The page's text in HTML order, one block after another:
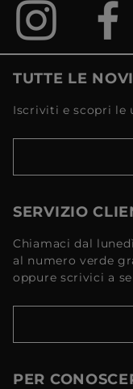
TUTTE LE
Iscriviti e scopri le
SERVIZIO
Chiamaci dal
al numero verde
oppure scrivici a
PER